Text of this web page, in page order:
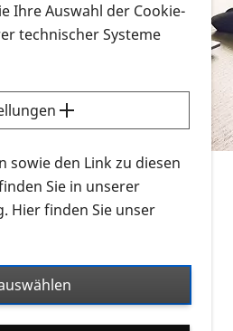
in verschiedenen
Ort
Sie nach Infonmaterial
bzw. herunterladen
dieErklärvideos zum
der PRO RETINA-Website
Menschen an.
sämtliches Infomaterial
um ausschließlich
Audios oder Videos zu
und Broschüren werden in
Ihre Auswahl der Cookie-
technischer Systeme
den Link zu diesen
Sie in unserer
. Hier finden Sie unser